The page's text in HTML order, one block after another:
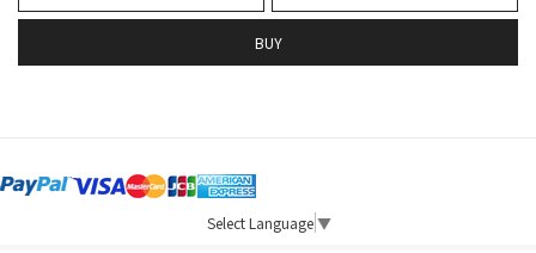
BUY
Select Language ▼